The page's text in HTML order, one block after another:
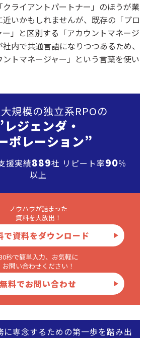
ライアントパートナー」のほうが業
いかもしれませんが、既存の「プロ
」と区別する「アカウントマネージ
内で共通言語になりつつあるため、
トマネージャー」という言葉を使い
規模の独立系RPOの
レジェンダ・
ポレーション”
援実績889社 リピート率90％
以上
ノウハウが詰まった
資料を大放出！
で資料をダウンロード
秒で簡単入力、お気軽に
お問い合わせください！
無料でお問い合わせ
に専念するための第一歩を踏み出